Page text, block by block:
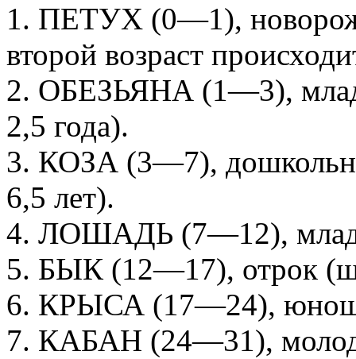
1. ПЕТУХ (0—1),
второй возраст
2. ОБЕЗЬЯНА (1—3),
2,5 года).
3. КОЗА (3—7),
6,5 лет).
4. ЛОШАДЬ (7—12),
5. БЫК (12—17), отрок
6. КРЫСА (17—24),
7. КАБАН (24—31),